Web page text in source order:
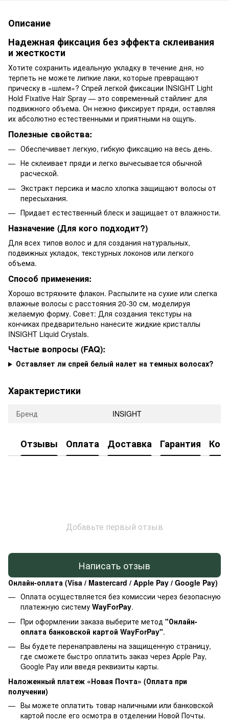
Описание
Надежная фиксация без эффекта склеивания
и жесткости
Хотите сохранить идеальную укладку в течение дня, но
терпеть не можете липкие лаки, которые превращают
прическу в «шлем»? Спрей легкой фиксации INSIGHT Light
Hold Fixative Hair Spray — это современный стайлинг для
подвижного объема. Он нежно фиксирует пряди, оставляя
их абсолютно естественными и приятными на ощупь.
Полезные свойства:
Обеспечивает легкую, гибкую фиксацию на весь день.
Не склеивает пряди и легко вычесывается обычной
расческой.
Экстракт персика и масло хлопка защищают волосы от
пересыхания.
Придает естественный блеск и защищает от влажности.
Назначение (Для кого подходит?)
Для всех типов волос и для создания натуральных,
подвижных укладок, текстурных локонов или легкого
объема.
Способ применения:
Хорошо встряхните флакон. Распылите на сухие или слегка
влажные волосы с расстояния 20-30 см, моделируя
желаемую форму. Совет: Для создания текстуры на
кончиках предварительно нанесите жидкие кристаллы
INSIGHT Liquid Crystals.
Частые вопросы (FAQ):
Оставляет ли спрей белый налет на темных волосах?
Характеристики
Бренд INSIGHT
Отзывы Оплата Доставка Гарантия
Добавьте первый отзыв
Написать отзыв
Онлайн-оплата (Visa / Mastercard / Apple Pay / Google Pay)
Оплата осуществляется без комиссии через безопасную
платежную систему WayForPay.
При оформлении заказа выберите метод "Онлайн-
оплата банковской картой WayForPay".
Вы будете перенаправлены на защищенную страницу,
где сможете быстро оплатить заказ через Apple Pay,
Google Pay или введя реквизиты карты.
Наложенный платеж «Новая Почта» (Оплата при
получении)
Вы можете оплатить товар наличными или банковской
картой после его осмотра в отделении Новой Почты.